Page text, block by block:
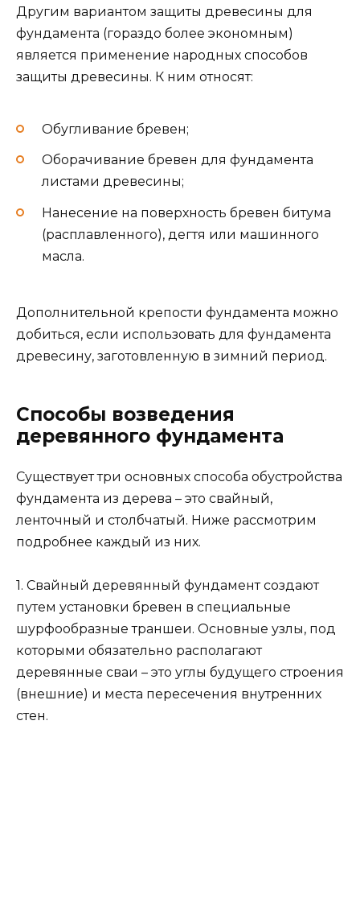
Другим вариантом защиты древесины для
фундамента (гораздо более экономным)
является применение народных способов
защиты древесины. К ним относят:
Обугливание бревен;
Оборачивание бревен для фундамента
листами древесины;
Нанесение на поверхность бревен битума
(расплавленного), дегтя или машинного
масла.
Дополнительной крепости фундамента можно
добиться, если использовать для фундамента
древесину, заготовленную в зимний период.
Способы возведения
деревянного фундамента
Существует три основных способа обустройства
фундамента из дерева – это свайный,
ленточный и столбчатый. Ниже рассмотрим
подробнее каждый из них.
1. Свайный деревянный фундамент создают
путем установки бревен в специальные
шурфообразные траншеи. Основные узлы, под
которыми обязательно располагают
деревянные сваи – это углы будущего строения
(внешние) и места пересечения внутренних
стен.